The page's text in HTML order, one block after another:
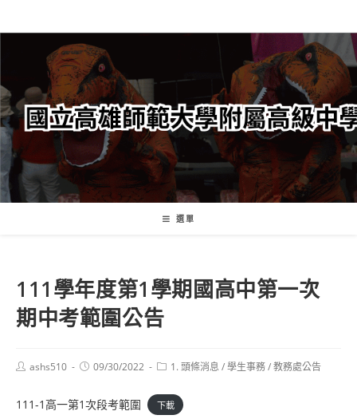
轉
要
內
容
選單
111學年度第1學期國高中第一次
期中考範圍公告
Postashs510
Post09/30/2022
Post1. 頭條消息 /學生事務/教務處公告
111-1高一第1次段考範圍 下載